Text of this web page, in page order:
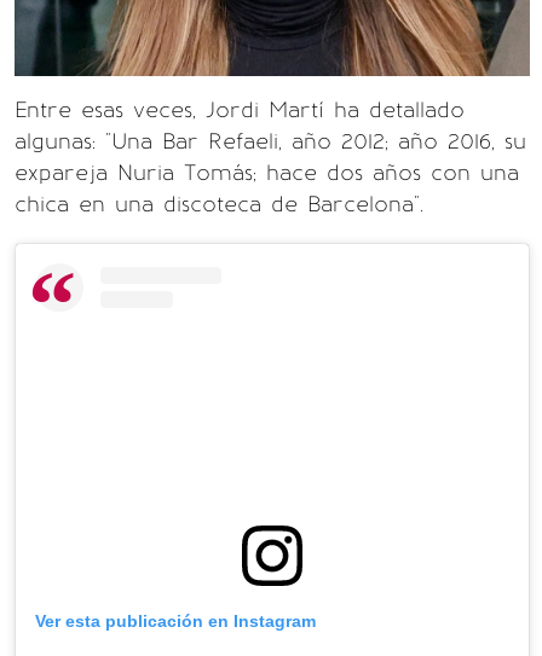
Entre esas veces, Jordi Martí ha detallado
algunas: "Una Bar Refaeli, año 2012; año 2016, su
expareja Nuria Tomás; hace dos años con una
chica en una discoteca de Barcelona".
Ver esta publicación en Instagram